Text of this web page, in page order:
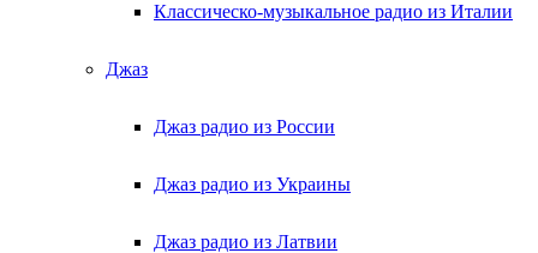
Классическо-музыкальное радио из Италии
Джаз
Джаз радио из России
Джаз радио из Украины
Джаз радио из Латвии